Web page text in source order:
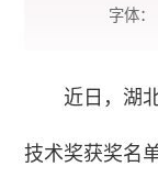
字体：
近日，湖
技术奖获奖名